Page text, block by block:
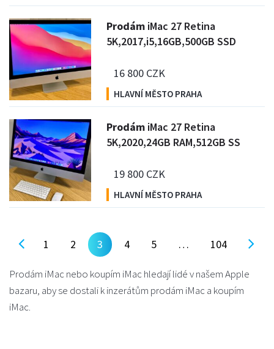
Prodám iMac 27 Retina
5K,2017,i5,16GB,500GB SSD
16 800 CZK
HLAVNÍ MĚSTO PRAHA
Prodám iMac 27 Retina
5K,2020,24GB RAM,512GB SS
19 800 CZK
HLAVNÍ MĚSTO PRAHA
1 2 3 4 5 … 104
Prodám iMac nebo koupím iMac hledají lidé v našem Apple
bazaru, aby se dostali k inzerátům prodám iMac a koupím
iMac.